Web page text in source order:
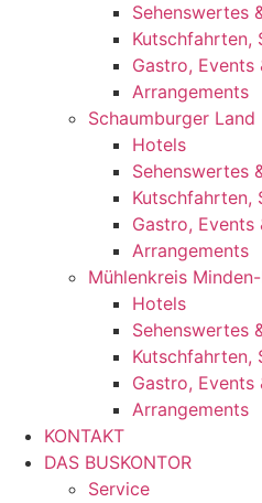
Sehenswertes
Kutschfahrten,
Gastro, Events
Arrangements
Schaumburger Land
Hotels
Sehenswertes
Kutschfahrten,
Gastro, Events
Arrangements
Mühlenkreis
Hotels
Sehenswertes
Kutschfahrten,
Gastro, Events
Arrangements
KONTAKT
DAS BUSKONTOR
Service